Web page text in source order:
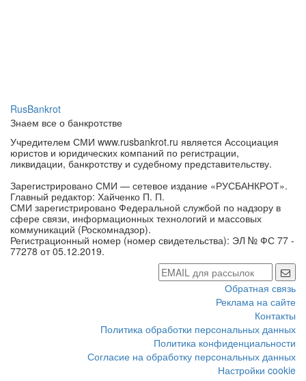
RusBankrot
Знаем все о банкротстве
Учредителем СМИ www.rusbankrot.ru является Ассоциация
юристов и юридических компаний по регистрации,
ликвидации, банкротству и судебному представительству.
Зарегистрировано СМИ — сетевое издание «РУСБАНКРОТ».
Главный редактор: Хайченко П. П.
СМИ зарегистрировано Федеральной службой по надзору в
сфере связи, информационных технологий и массовых
коммуникаций (Роскомнадзор).
Регистрационный номер (номер свидетельства): ЭЛ № ФС 77 -
77278 от 05.12.2019.
Обратная связь
Реклама на сайте
Контакты
Политика обработки персональных данных
Политика конфиденциальности
Согласие на обработку персональных данных
Настройки cookie